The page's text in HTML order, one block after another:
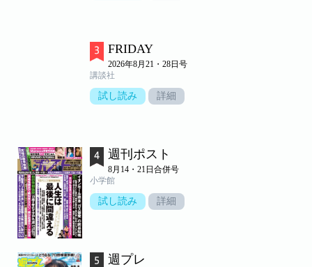
FRIDAY
2026年8月21・28日号
講談社
試し読み 詳細
週刊ポスト
8月14・21日合併号
小学館
試し読み 詳細
週プレ